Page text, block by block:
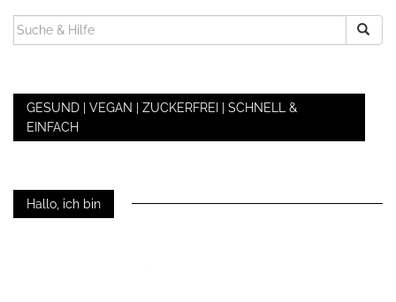
SUCHEN
NACH:
GESUND | VEGAN | ZUCKERFREI | SCHNELL &
EINFACH
Hallo, ich bin